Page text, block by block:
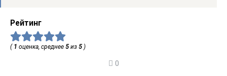
Рейтинг
( 1 оценка, среднее 5 из 5 )
0